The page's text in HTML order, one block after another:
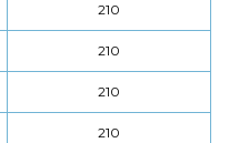
210
210
210
210